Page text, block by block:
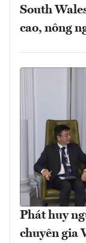
South
cao, nông
Phát huy
chuyên gia